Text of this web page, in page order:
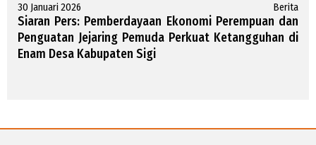
30 Januari 2026 Berita
Siaran Pers: Pemberdayaan Ekonomi Perempuan dan
Penguatan Jejaring Pemuda Perkuat Ketangguhan di
Enam Desa Kabupaten Sigi